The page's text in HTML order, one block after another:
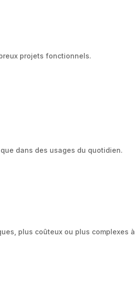
projets fonctionnels.
dans des usages du quotidien.
plus coûteux ou plus complexes à